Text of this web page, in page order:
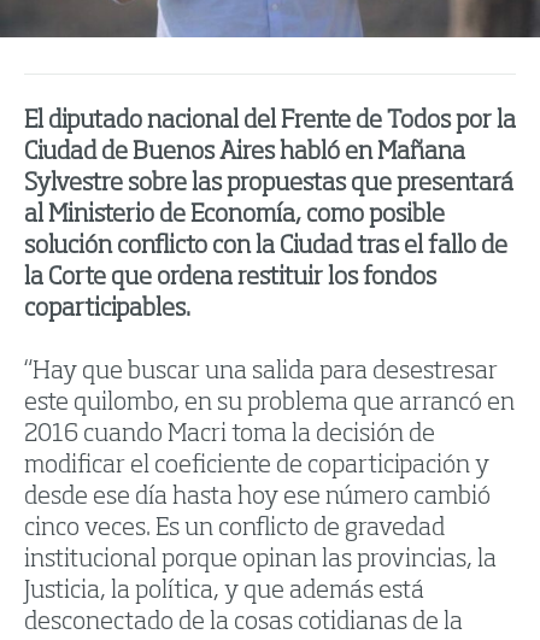
El diputado nacional del Frente de Todos por la
Ciudad de Buenos Aires habló en Mañana
Sylvestre sobre las propuestas que presentará
al Ministerio de Economía, como posible
solución conflicto con la Ciudad tras el fallo de
la Corte que ordena restituir los fondos
coparticipables.
“Hay que buscar una salida para desestresar
este quilombo, en su problema que arrancó en
2016 cuando Macri toma la decisión de
modificar el coeficiente de coparticipación y
desde ese día hasta hoy ese número cambió
cinco veces. Es un conflicto de gravedad
institucional porque opinan las provincias, la
Justicia, la política, y que además está
desconectado de la cosas cotidianas de la